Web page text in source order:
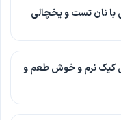
با نان تست و یخچالی
کیک نرم و خوش طعم و